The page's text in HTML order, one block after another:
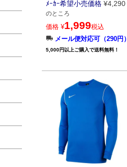
ﾒｰｶｰ希望小売価格 ¥4,290
のところ
価格 ¥1,999税込
メール便対応可（290円）
5,000円以上ご購入で送料無料！